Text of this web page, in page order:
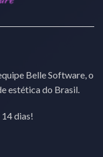
Belle Software, o
estética do Brasil.
dias!